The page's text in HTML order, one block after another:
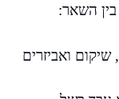
השאר:
ואביזרים